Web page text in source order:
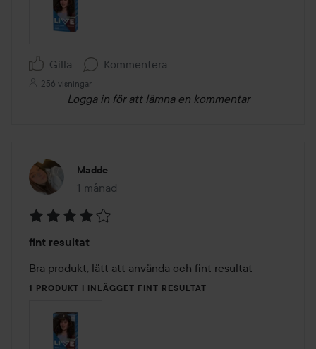
Gilla Kommentera
256 visningar
Logga in för att lämna en kommentar
Madde
1 månad
Inlägget skapades 1 månad
4
av
5
fint resultat
Bra produkt, lätt att använda och fint resultat
1 PRODUKT I INLÄGGET FINT RESULTAT